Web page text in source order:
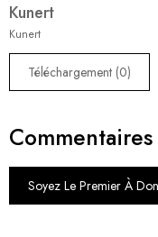
Kunert
Kunert
Téléchargement (0)
Commentaires
Soyez Le Premier À